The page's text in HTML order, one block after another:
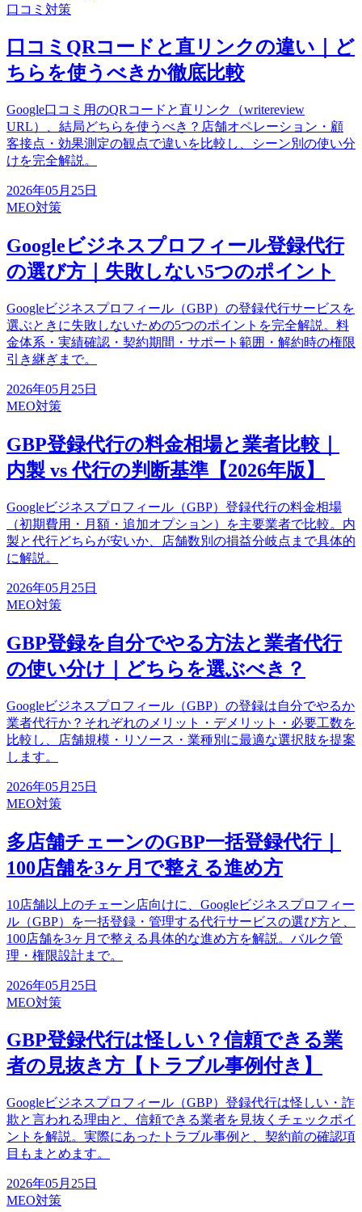
口コミ対策
口コミQRコードと直リンクの違い｜ど
ちらを使うべきか徹底比較
Google口コミ用のQRコードと直リンク（writereview
URL）、結局どちらを使うべき？店舗オペレーション・顧
客接点・効果測定の観点で違いを比較し、シーン別の使い分
けを完全解説。
2026年05月25日
MEO対策
Googleビジネスプロフィール登録代行
の選び方｜失敗しない5つのポイント
Googleビジネスプロフィール（GBP）の登録代行サービスを
選ぶときに失敗しないための5つのポイントを完全解説。料
金体系・実績確認・契約期間・サポート範囲・解約時の権限
引き継ぎまで。
2026年05月25日
MEO対策
GBP登録代行の料金相場と業者比較｜
内製 vs 代行の判断基準【2026年版】
Googleビジネスプロフィール（GBP）登録代行の料金相場
（初期費用・月額・追加オプション）を主要業者で比較。内
製と代行どちらが安いか、店舗数別の損益分岐点まで具体的
に解説。
2026年05月25日
MEO対策
GBP登録を自分でやる方法と業者代行
の使い分け｜どちらを選ぶべき？
Googleビジネスプロフィール（GBP）の登録は自分でやるか
業者代行か？それぞれのメリット・デメリット・必要工数を
比較し、店舗規模・リソース・業種別に最適な選択肢を提案
します。
2026年05月25日
MEO対策
多店舗チェーンのGBP一括登録代行｜
100店舗を3ヶ月で整える進め方
10店舗以上のチェーン店向けに、Googleビジネスプロフィー
ル（GBP）を一括登録・管理する代行サービスの選び方と、
100店舗を3ヶ月で整える具体的な進め方を解説。バルク管
理・権限設計まで。
2026年05月25日
MEO対策
GBP登録代行は怪しい？信頼できる業
者の見抜き方【トラブル事例付き】
Googleビジネスプロフィール（GBP）登録代行は怪しい・詐
欺と言われる理由と、信頼できる業者を見抜くチェックポイ
ントを解説。実際にあったトラブル事例と、契約前の確認項
目もまとめます。
2026年05月25日
MEO対策